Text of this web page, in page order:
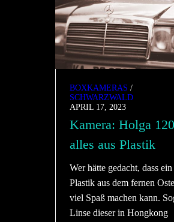
BOXKAMERAS /
SCHWARZWALD
APRIL 17, 2023
Kamera: Holga
alles aus Plastik
Wer hätte gedacht, dass
Plastik aus dem fernen
viel Spaß machen kann.
Linse dieser in Hongkong